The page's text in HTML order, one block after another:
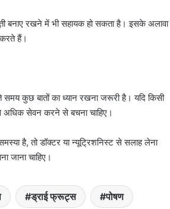
बनाए रखने में भी सहायक हो सकता है। इसके अलावा
हैं।
कुछ बातों का ध्यान रखना जरूरी है। यदि किसी
से अधिक सेवन करने से बचना चाहिए।
है, तो डॉक्टर या न्यूट्रिशनिस्ट से सलाह लेना
जाना चाहिए।
ड्राई फ्रूट्स पोषण